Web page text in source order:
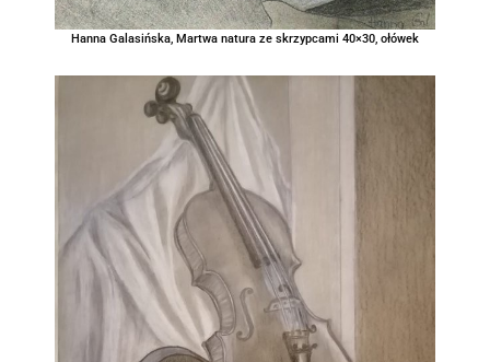
Hanna Galasińska, Martwa natura ze skrzypcami 40×30, ołówek